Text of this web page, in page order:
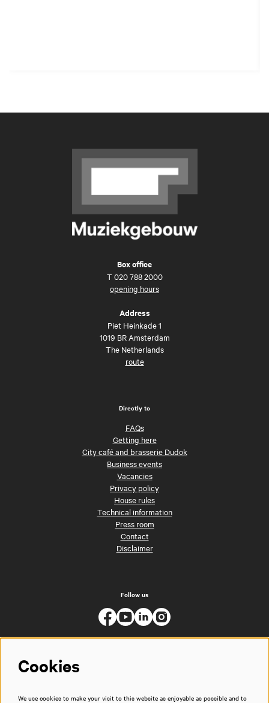
Box office
T 020 788 2000
opening hours
Address
Piet Heinkade 1
1019 BR Amsterdam
The Netherlands
route
Directly to
FAQs
Getting here
City café and brasserie Dudok
Business events
Vacancies
Privacy policy
House rules
Technical information
Press room
Contact
Disclaimer
Follow us
Cookies
We use cookies to make your visit to this website as enjoyable as possible and to